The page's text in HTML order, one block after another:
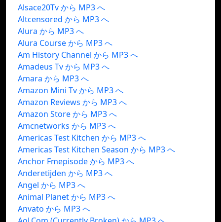
Alsace20Tv から MP3 へ
Altcensored から MP3 へ
Alura から MP3 へ
Alura Course から MP3 へ
Am History Channel から MP3 へ
Amadeus Tv から MP3 へ
Amara から MP3 へ
Amazon Mini Tv から MP3 へ
Amazon Reviews から MP3 へ
Amazon Store から MP3 へ
Amcnetworks から MP3 へ
Americas Test Kitchen から MP3 へ
Americas Test Kitchen Season から MP3 へ
Anchor Fmepisode から MP3 へ
Anderetijden から MP3 へ
Angel から MP3 へ
Animal Planet から MP3 へ
Anvato から MP3 へ